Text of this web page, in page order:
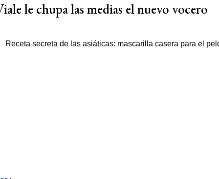
le chupa las medias el nuevo vocero